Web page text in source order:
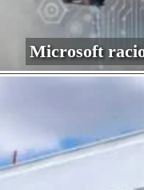
Microsoft